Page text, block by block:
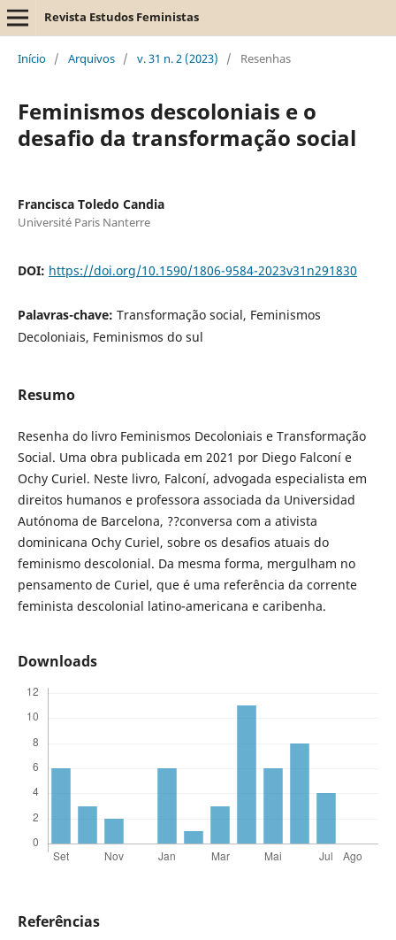
Revista Estudos Feministas
Início / Arquivos / v. 31 n. 2 (2023) / Resenhas
Feminismos descoloniais e o
desafio da transformação social
Francisca Toledo Candia
Université Paris Nanterre
DOI: https://doi.org/10.1590/1806-9584-2023v31n291830
Palavras-chave: Transformação social, Feminismos
Decoloniais, Feminismos do sul
Resumo
Resenha do livro Feminismos Decoloniais e Transformação
Social. Uma obra publicada em 2021 por Diego Falconí e
Ochy Curiel. Neste livro, Falconí, advogada especialista em
direitos humanos e professora associada da Universidad
Autónoma de Barcelona, ??conversa com a ativista
dominicana Ochy Curiel, sobre os desafios atuais do
feminismo descolonial. Da mesma forma, mergulham no
pensamento de Curiel, que é uma referência da corrente
feminista descolonial latino-americana e caribenha.
Downloads
Referências